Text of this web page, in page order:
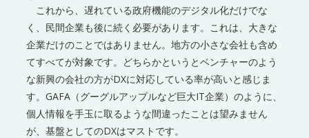
これから、遅れている政府機能のデジタル化だけでな
く、民間企業も後に続く必要があります。これは、大きな
企業だけのことではありません。地方の小さな会社も含め
てすべてが対象です。どちらかというとベンチャーのよう
な新興の会社の方がDXに対応している率が高いと感じま
す。GAFA（グーグルアップルなど巨大IT企業）のように、
個人情報を手玉に取るような間違ったことは望みません
が、基盤としてのDXはマストです。